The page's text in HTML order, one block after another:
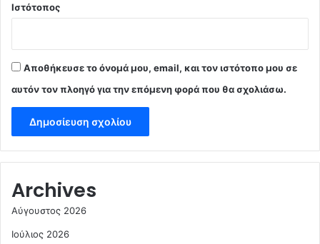
Ιστότοπος
Αποθήκευσε το όνομά μου, email, και τον ιστότοπο μου σε
αυτόν τον πλοηγό για την επόμενη φορά που θα σχολιάσω.
Archives
Αύγουστος 2026
Ιούλιος 2026